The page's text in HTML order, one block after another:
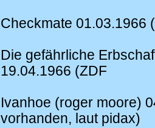
Checkmate 01.03.1966
Die gefährliche
19.04.1966 (ZDF
Ivanhoe (roger moore)
vorhanden, laut pidax)